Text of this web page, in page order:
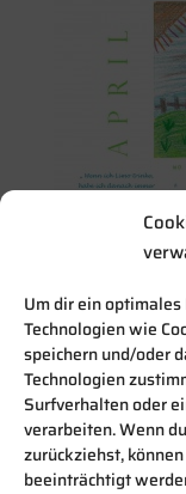
Um dir ein
Technologien wie
speichern und/oder
Technologien
Surfverhalten oder
verarbeiten. Wenn
zurückziehst,
beeinträchtigt